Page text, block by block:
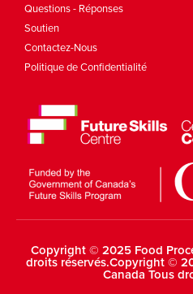
Questions - Réponses
Soutien
Contactez-Nous
Politique de Confidentialité
Copyright © 2025 Food
droits réservés.Copyright ©
Canada Tous